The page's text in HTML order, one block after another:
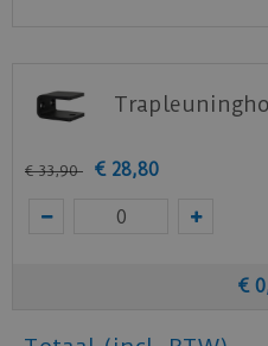
€ 33,90 € 28,80
€ 0